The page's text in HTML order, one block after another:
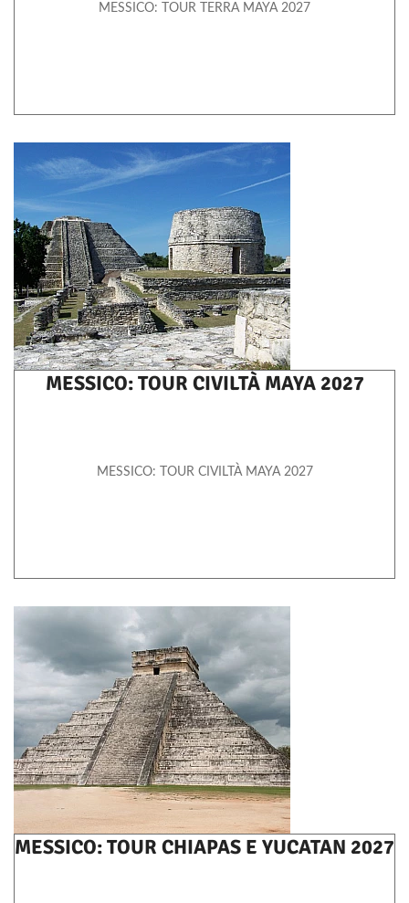
MESSICO: TOUR TERRA MAYA 2027
MESSICO: TOUR CIVILTÀ MAYA 2027
MESSICO: TOUR CIVILTÀ MAYA 2027
MESSICO: TOUR CHIAPAS E YUCATAN 2027